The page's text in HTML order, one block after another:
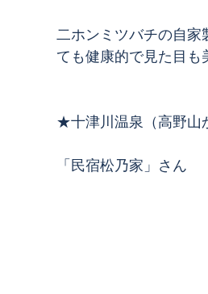
二ホンミツバチの自家
ても健康的で見た目も
★十津川温泉（高野山
「民宿松乃家」さん